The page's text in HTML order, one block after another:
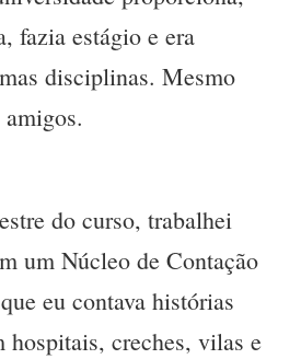
fazia estágio e era
disciplinas. Mesmo
do curso, trabalhei
um Núcleo de Contação
eu contava histórias
hospitais, creches, vilas e